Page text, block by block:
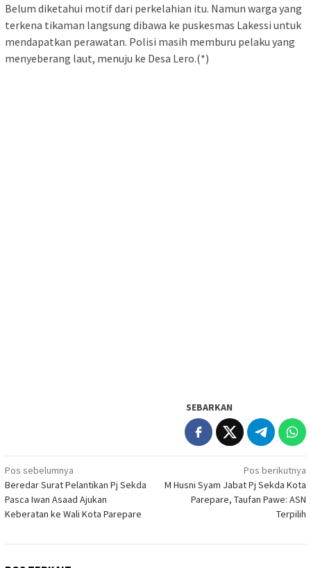
Belum diketahui motif dari perkelahian itu. Namun warga yang
terkena tikaman langsung dibawa ke puskesmas Lakessi untuk
mendapatkan perawatan. Polisi masih memburu pelaku yang
menyeberang laut, menuju ke Desa Lero.(*)
SEBARKAN
Navigasi
pos
Pos sebelumnya
Beredar Surat Pelantikan Pj Sekda
Pasca Iwan Asaad Ajukan
Keberatan ke Wali Kota Parepare
Pos berikutnya
M Husni Syam Jabat Pj Sekda Kota
Parepare, Taufan Pawe: ASN
Terpilih